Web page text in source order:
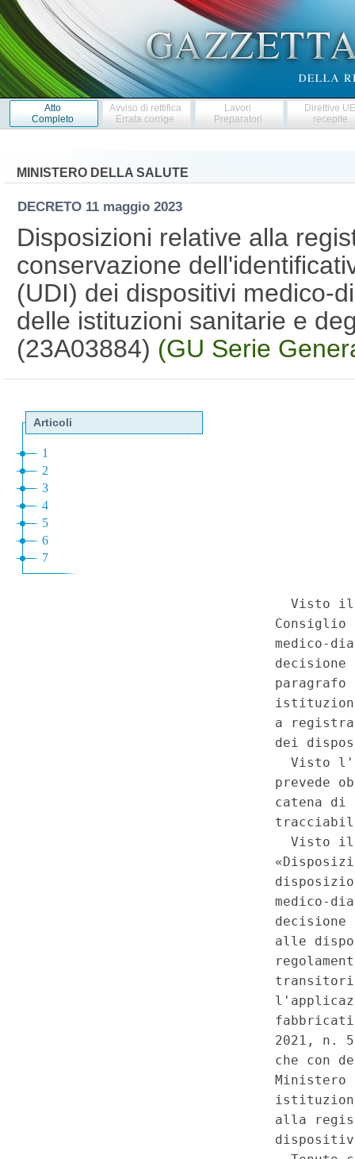
Atto
Completo
Avviso di rettifica
Errata corrige
Lavori
Preparatori
Direttive
recepite
MINISTERO DELLA SALUTE
DECRETO 11 maggio 2023
Disposizioni relative alla
conservazione
(UDI) dei dispositivi medico-
delle istituzioni sanitarie e
(23A03884) (GU Serie